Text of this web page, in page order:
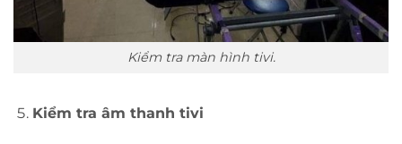
Kiểm tra màn hình tivi.
Kiểm tra âm thanh tivi